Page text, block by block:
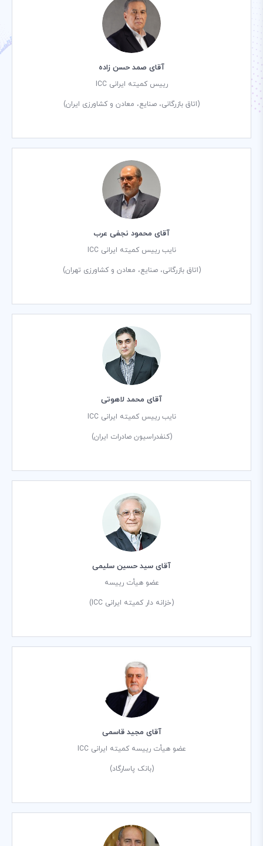
آقای صمد حسن زاده
رییس کمیته ایرانی ICC
(اتاق بازرگانی، صنایع، معادن و کشاورزی ایران)
آقای محمود نجفی عرب
نایب رییس کمیته ایرانی ICC
(اتاق بازرگانی، صنایع، معادن و كشاورزی تهران)
آقای محمد لاهوتی
نایب رییس کمیته ایرانی ICC
(کنفدراسیون صادرات ایران)
آقای سید حسین سلیمی
عضو هیأت رییسه
(خزانه دار کمیته ایرانی ICC)
آقای مجید قاسمی
عضو هیأت رییسه کمیته ایرانی ICC
(بانک پاسارگاد)